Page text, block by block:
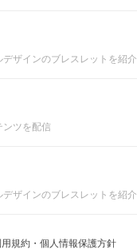
ザインのブレスレットを紹介
ンツを配信
ザインのブレスレットを紹介
規約・個人情報保護方針